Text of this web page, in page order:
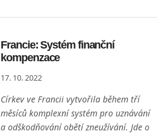
Francie: Systém finanční
kompenzace
17. 10. 2022
Církev ve Francii vytvořila během tří
měsíců komplexní systém pro uznávání
a odškodňování obětí zneužívání. Jde o